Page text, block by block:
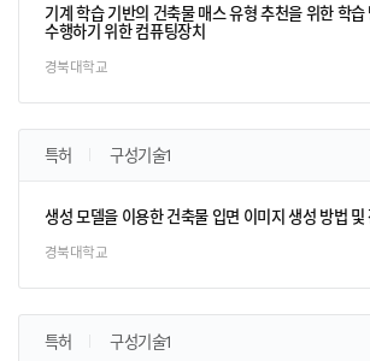
기계 학습 기반의 건축물 매스 유형 추천을 위한 학습
수행하기 위한 컴퓨팅장치
경북대학교
특허 구성기술1
생성 모델을 이용한 건축물 입면 이미지 생성 방법 및
경북대학교
특허 구성기술1